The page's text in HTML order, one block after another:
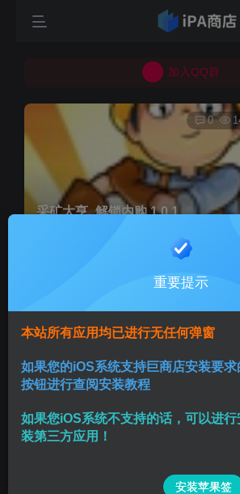
所有上传的应用 均已通过 严
加入QQ群
采矿大亨_解锁内购 1.0.1
0
解锁内购随便购买广告加速,
版本:1.0.1
重要提示
本站所有应用均已进行无任何弹窗
如果您的iOS系统支持巨商店安装要
按钮进行查阅安装教程
如果您iOS系统不支持的话，可以进
装第三方应用！
安装苹果签